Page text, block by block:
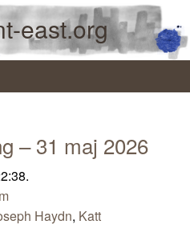
east.org
– 31 maj 2026
Haydn, Katt